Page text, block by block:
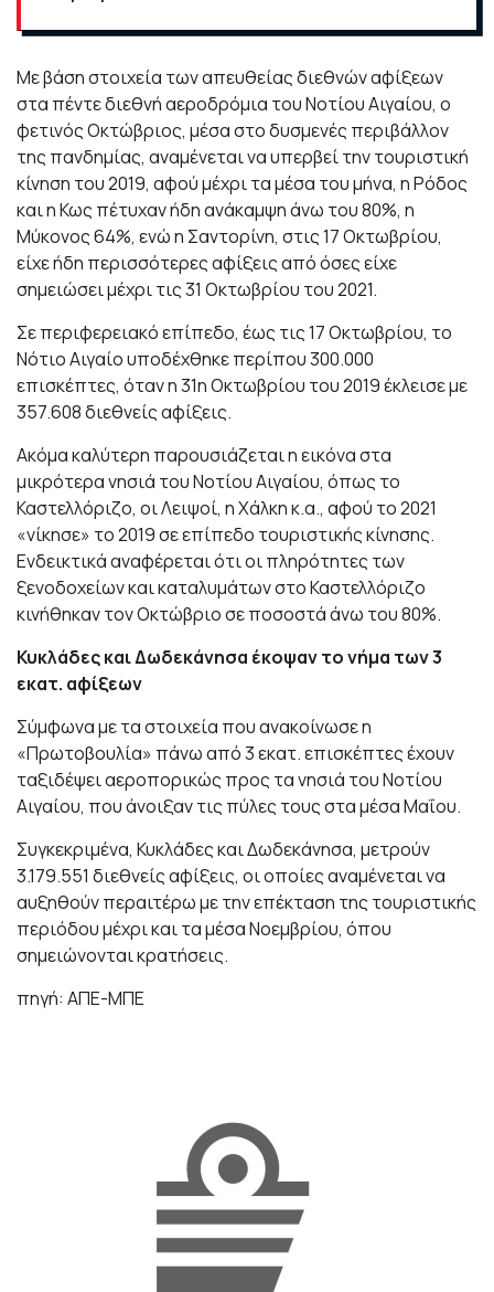
Με βάση στοιχεία των απευθείας διεθνών αφίξεων
στα πέντε διεθνή αεροδρόμια του Νοτίου Αιγαίου, ο
φετινός Οκτώβριος, μέσα στο δυσμενές περιβάλλον
της πανδημίας, αναμένεται να υπερβεί την τουριστική
κίνηση του 2019, αφού μέχρι τα μέσα του μήνα, η Ρόδος
και η Κως πέτυχαν ήδη ανάκαμψη άνω του 80%, η
Μύκονος 64%, ενώ η Σαντορίνη, στις 17 Οκτωβρίου,
είχε ήδη περισσότερες αφίξεις από όσες είχε
σημειώσει μέχρι τις 31 Οκτωβρίου του 2021.
Σε περιφερειακό επίπεδο, έως τις 17 Οκτωβρίου, το
Νότιο Αιγαίο υποδέχθηκε περίπου 300.000
επισκέπτες, όταν η 31η Οκτωβρίου του 2019 έκλεισε με
357.608 διεθνείς αφίξεις.
Ακόμα καλύτερη παρουσιάζεται η εικόνα στα
μικρότερα νησιά του Νοτίου Αιγαίου, όπως το
Καστελλόριζο, οι Λειψοί, η Χάλκη κ.α., αφού το 2021
«νίκησε» το 2019 σε επίπεδο τουριστικής κίνησης.
Ενδεικτικά αναφέρεται ότι οι πληρότητες των
ξενοδοχείων και καταλυμάτων στο Καστελλόριζο
κινήθηκαν τον Οκτώβριο σε ποσοστά άνω του 80%.
Κυκλάδες και Δωδεκάνησα έκοψαν το νήμα των 3
εκατ. αφίξεων
Σύμφωνα με τα στοιχεία που ανακοίνωσε η
«Πρωτοβουλία» πάνω από 3 εκατ. επισκέπτες έχουν
ταξιδέψει αεροπορικώς προς τα νησιά του Νοτίου
Αιγαίου, που άνοιξαν τις πύλες τους στα μέσα Μαΐου.
Συγκεκριμένα, Κυκλάδες και Δωδεκάνησα, μετρούν
3.179.551 διεθνείς αφίξεις, οι οποίες αναμένεται να
αυξηθούν περαιτέρω με την επέκταση της τουριστικής
περιόδου μέχρι και τα μέσα Νοεμβρίου, όπου
σημειώνονται κρατήσεις.
πηγή: ΑΠΕ-ΜΠΕ